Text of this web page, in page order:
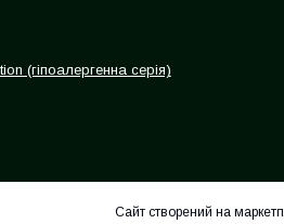
(гіпоалергенна серія)
Сайт створений на